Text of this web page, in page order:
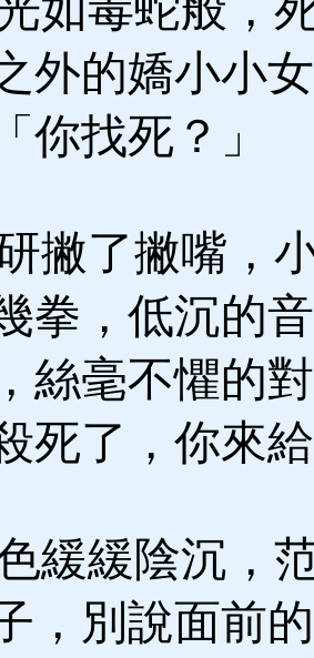
外的嬌小小
你找死？」
撇了撇嘴，
拳，低沉的
絲毫不懼的
死了，你來
緩緩陰沉，
，別說面前